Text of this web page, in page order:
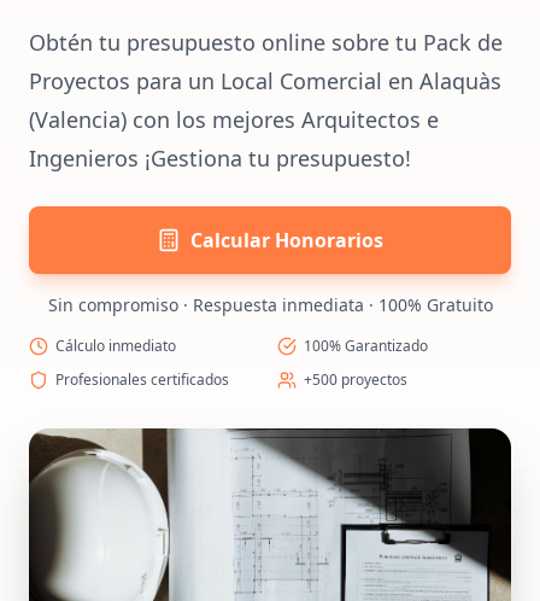
Obtén tu presupuesto online sobre tu Pack de
Proyectos para un Local Comercial en Alaquàs
(Valencia) con los mejores Arquitectos e
Ingenieros ¡Gestiona tu presupuesto!
Calcular Honorarios
Sin compromiso · Respuesta inmediata · 100% Gratuito
Cálculo inmediato
100% Garantizado
Profesionales certificados
+500 proyectos